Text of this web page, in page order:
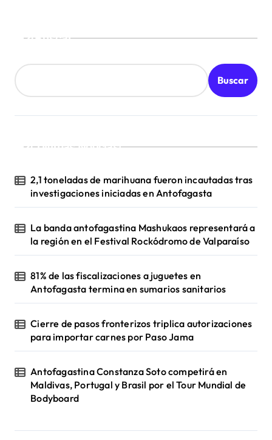
Buscar
Buscar
¡Ultimas Noticias!
2,1 toneladas de marihuana fueron incautadas tras
investigaciones iniciadas en Antofagasta
La banda antofagastina Mashukaos representará a
la región en el Festival Rockódromo de Valparaíso
81% de las fiscalizaciones a juguetes en
Antofagasta termina en sumarios sanitarios
Cierre de pasos fronterizos triplica autorizaciones
para importar carnes por Paso Jama
Antofagastina Constanza Soto competirá en
Maldivas, Portugal y Brasil por el Tour Mundial de
Bodyboard